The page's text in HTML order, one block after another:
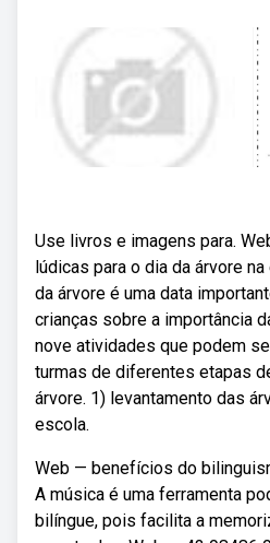
Use livros e imagens para.
lúdicas para o dia da árvore
da árvore é uma data
crianças sobre a importância
nove atividades que podem
turmas de diferentes etapas
árvore. 1) levantamento das
escola.
Web — benefícios do
A música é uma ferramenta
bilíngue, pois facilita a